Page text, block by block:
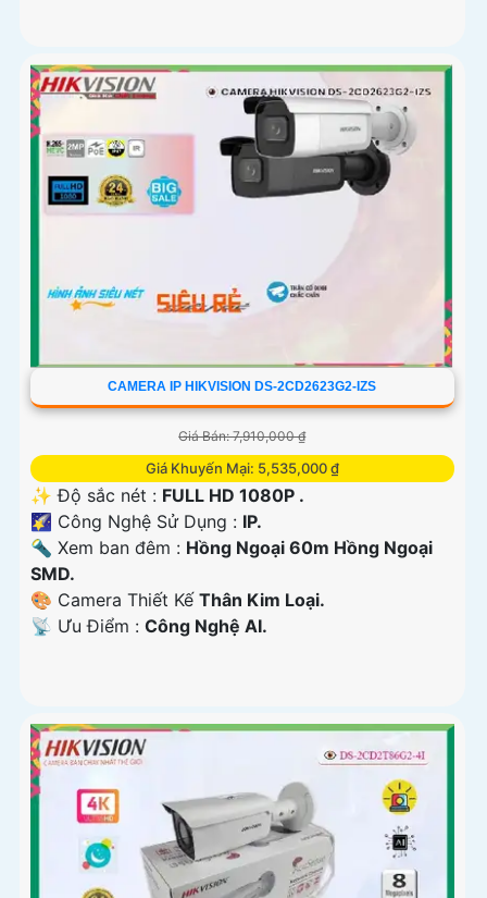
CAMERA IP HIKVISION DS-2CD2623G2-IZS
Giá Bán: 7,910,000 ₫
Giá Khuyến Mại: 5,535,000 ₫
✨ Độ sắc nét : FULL HD 1080P .
🌠 Công Nghệ Sử Dụng : IP.
🔦 Xem ban đêm : Hồng Ngoại 60m Hồng Ngoại
SMD.
🎨 Camera Thiết Kế Thân Kim Loại.
️📡 Ưu Điểm : Công Nghệ AI.